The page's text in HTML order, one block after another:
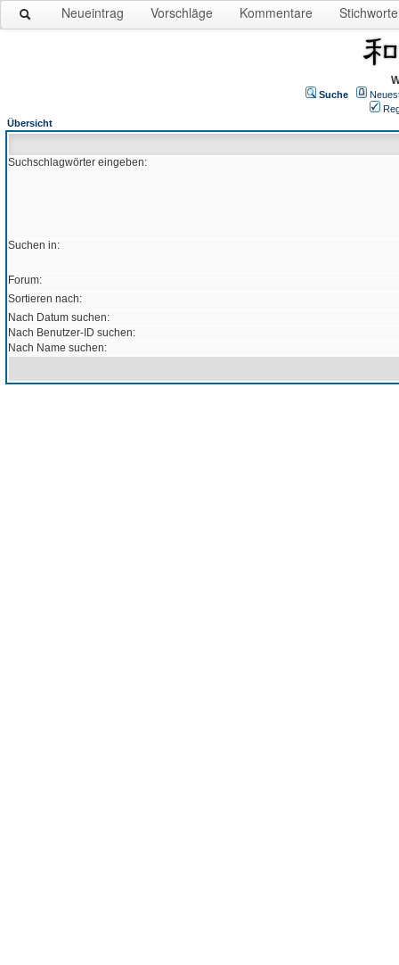
Neueintrag Vorschläge Kommentare Stichworte
Suche
Übersicht
Suchschlagwörter eingeben:
Suchen in:
Forum:
Sortieren nach:
Nach Datum suchen:
Nach Benutzer-ID suchen:
Nach Name suchen: